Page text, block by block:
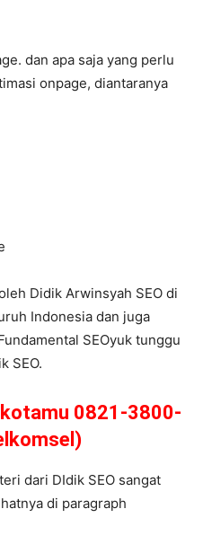
dan apa saja yang perlu
onpage, diantaranya
Didik Arwinsyah SEO di
Indonesia dan juga
SEOyuk tunggu
SEO.
0821-3800-
dari DIdik SEO sangat
di paragraph